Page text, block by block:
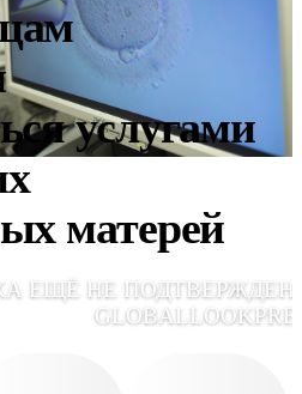
услугами
матерей
ЕЩЁ НЕ